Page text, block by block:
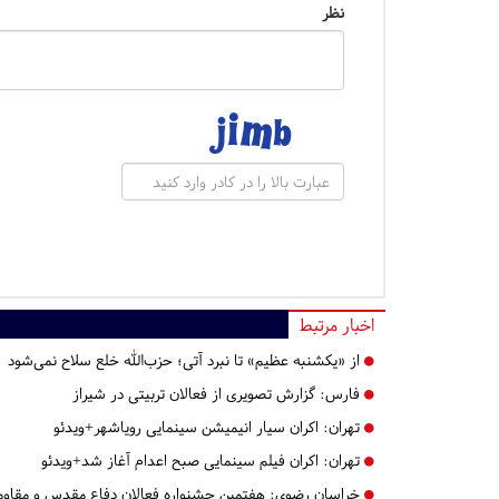
نظر
اخبار مرتبط
از «یکشنبه عظیم» تا نبرد آتی؛ حزب‌الله خلع سلاح نمی‌شود
فارس: گزارش تصویری از فعالان تربیتی در شیراز
تهران: اکران سیار انیمیشن سینمایی رویاشهر+ویدئو
تهران: اکران فیلم سینمایی صبح اعدام آغاز شد+ویدئو
خراسان رضوی: هفتمین جشنواره فعالان دفاع مقدس و